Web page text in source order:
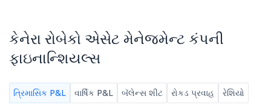
કેનેરા રોબેકો એસેટ મેનેજમેન્ટ કંપની
ફાઇનાન્શિયલ્સ
ત્રિમાસિક P&L વાર્ષિક P&L બૅલેન્સ શીટ રોકડ પ્રવાહ રેશિયો